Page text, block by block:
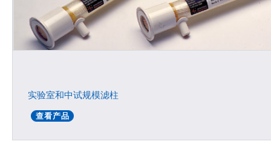
实验室和中试规模滤柱
查看产品